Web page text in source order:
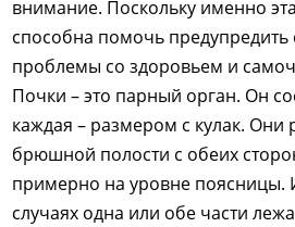
внимание. Поскольку именно
способна помочь предупредить
проблемы со здоровьем и
Почки – это парный орган. Он
каждая – размером с кулак.
брюшной полости с обеих
примерно на уровне поясницы.
случаях одна или обе части